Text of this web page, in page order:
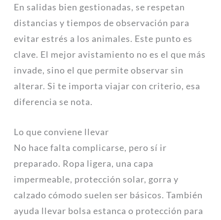
En salidas bien gestionadas, se respetan
distancias y tiempos de observación para
evitar estrés a los animales. Este punto es
clave. El mejor avistamiento no es el que más
invade, sino el que permite observar sin
alterar. Si te importa viajar con criterio, esa
diferencia se nota.
Lo que conviene llevar
No hace falta complicarse, pero sí ir
preparado. Ropa ligera, una capa
impermeable, protección solar, gorra y
calzado cómodo suelen ser básicos. También
ayuda llevar bolsa estanca o protección para